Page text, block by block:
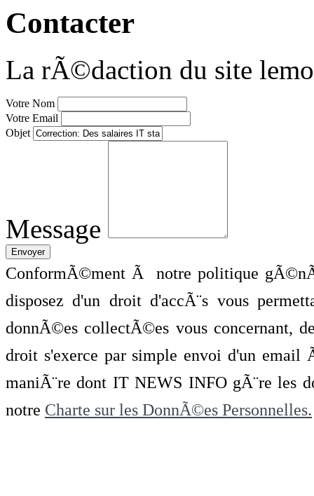
Contacter
La rÃ©daction du site
Votre Nom
Votre Email
Objet
Message
ConformÃ©ment Ã notre politique
disposez d'un droit d'accÃ¨s vous
donnÃ©es collectÃ©es vous concernant,
droit s'exerce par simple envoi d'un
maniÃ¨re dont IT NEWS INFO gÃ¨re les
notre Charte sur les DonnÃ©es Personnelles.